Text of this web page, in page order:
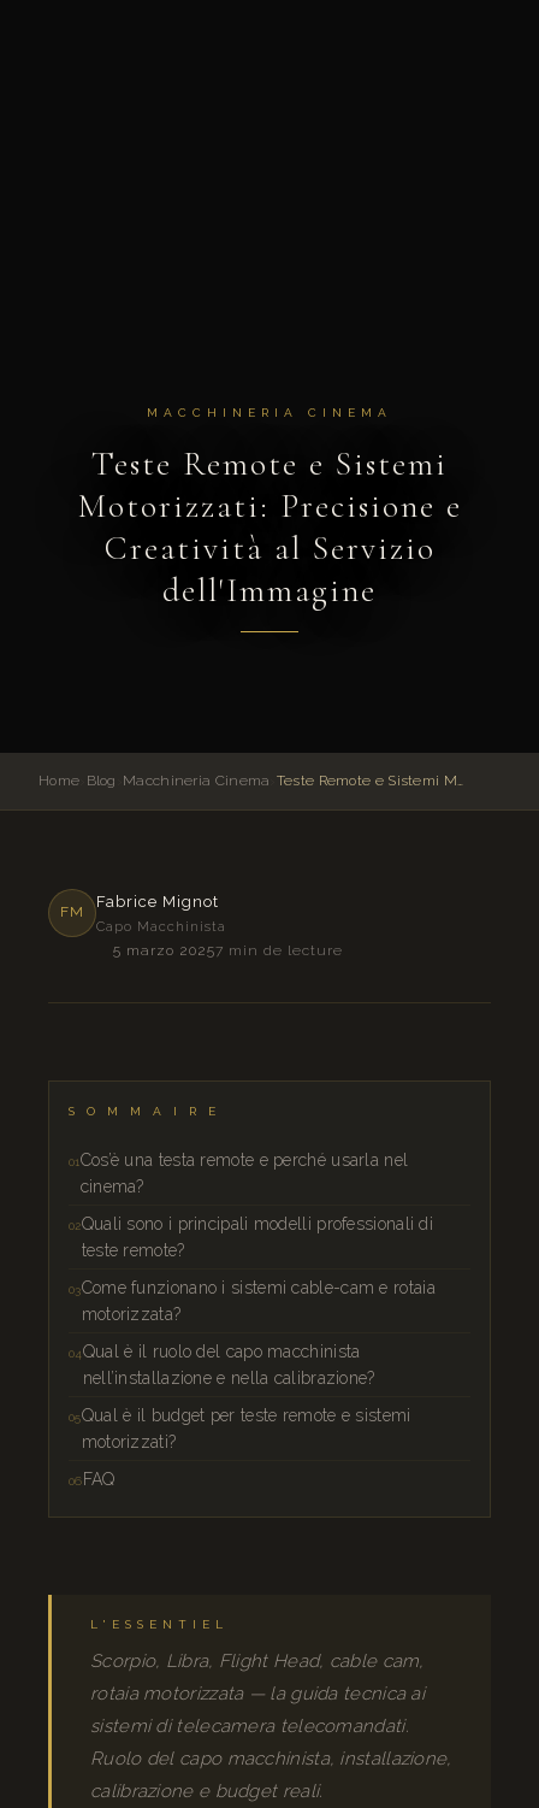
MACCHINERIA CINEMA
Teste Remote e Sistemi
Motorizzati: Precisione e
Creatività al Servizio
dell'Immagine
Home Blog Macchineria Cinema
FM
Fabrice Mignot
Capo Macchinista
5 marzo 20257 min de lecture
SOMMAIRE
Cos’è una testa remote e perché usarla nel
cinema?
Quali sono i principali modelli professionali di
teste remote?
Come funzionano i sistemi cable-cam e rotaia
motorizzata?
Qual è il ruolo del capo macchinista
nell’installazione e nella calibrazione?
Qual è il budget per teste remote e sistemi
motorizzati?
FAQ
L'ESSENTIEL
Scorpio, Libra, Flight Head, cable cam,
rotaia motorizzata — la guida tecnica ai
sistemi di telecamera telecomandati.
Ruolo del capo macchinista, installazione,
calibrazione e budget reali.